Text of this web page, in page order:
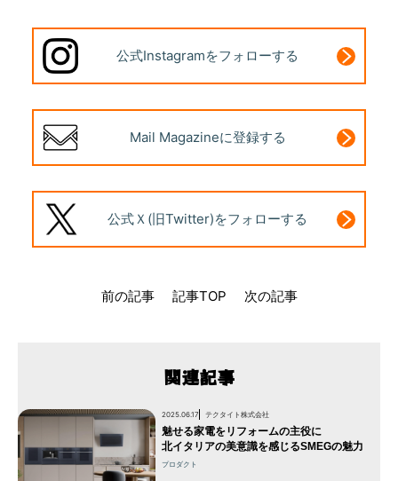
公式Instagramをフォローする
Mail Magazineに登録する
公式Ｘ(旧Twitter)をフォローする
前の記事 記事TOP 次の記事
関連記事
2025.06.17 テクタイト株式会社
魅せる家電をリフォームの主役に
北イタリアの美意識を感じるSMEGの魅力
プロダクト